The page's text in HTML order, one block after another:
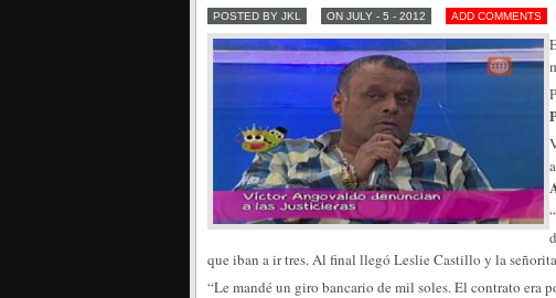
POSTED BY JKL ON JULY - 5 - 2012 ADD COMMENTS
a
“
que iban a ir tres. Al final llegó Leslie Castillo y la señorita
“Le mandé un giro bancario de mil soles. El contrato era